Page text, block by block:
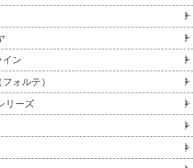
イン
ォルテ）
リーズ